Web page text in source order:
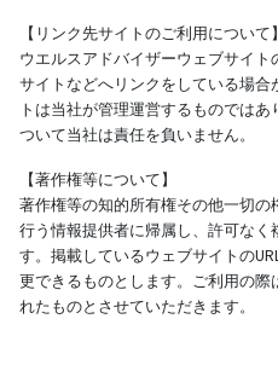
【リンク先サイトのご利用について】
ウエルスアドバイザーウェブサイ
サイトなどへリンクをしている場
トは当社が管理運営するものでは
ついて当社は責任を負いません。
【著作権等について】
著作権等の知的所有権その他一切
行う情報提供者に帰属し、許可な
す。掲載しているウェブサイトの
更できるものとします。ご利用の
れたものとさせていただきます。